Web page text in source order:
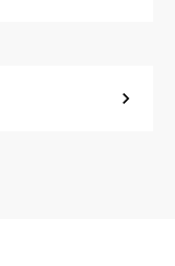
chevron_right